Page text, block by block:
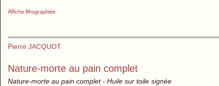
Affiche lithographiée
Pierre JACQUOT
Nature-morte au pain complet
Nature-morte au pain complet - Huile sur toile signée